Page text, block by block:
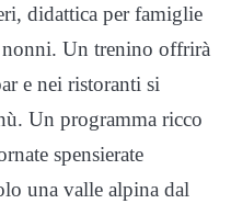
didattica per famiglie
Un trenino offrirà
e nei ristoranti si
Un programma ricco
spensierate
una valle alpina dal